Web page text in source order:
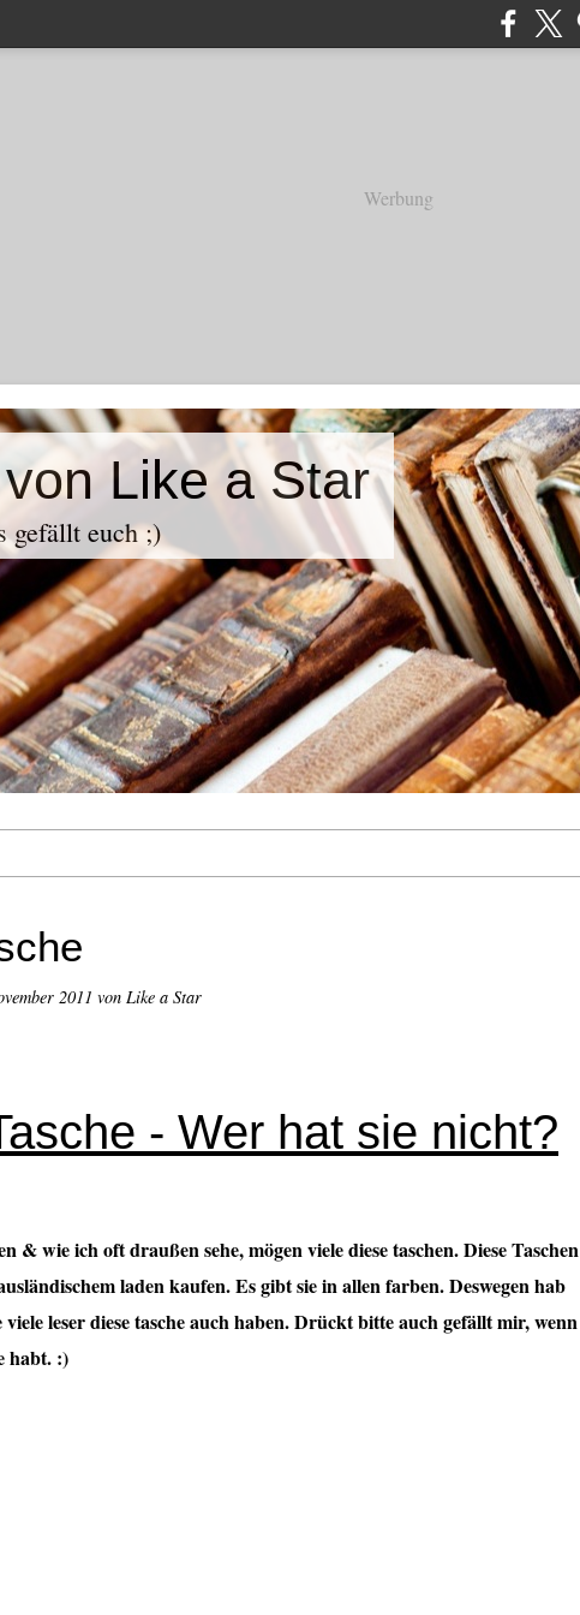
Werbung
Like a Star
gefällt euch ;)
2011 von Like a Star
- Wer hat sie nicht?
& wie ich oft draußen sehe, mögen viele diese taschen. Diese Taschen
laden kaufen. Es gibt sie in allen farben. Deswegen hab
leser diese tasche auch haben. Drückt bitte auch gefällt mir, wenn
habt. :)